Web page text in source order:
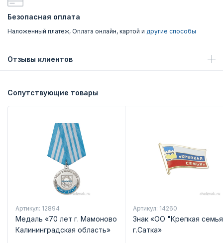
Безопасная оплата
Наложенный платеж, Оплата онлайн, картой и другие способы
Отзывы клиентов
Сопутствующие товары
Артикул: 12894
Медаль «70 лет г. Мамоново
Калининградская область»
Артикул: 14260
Знак «ОО "Крепкая
г.Сатка»